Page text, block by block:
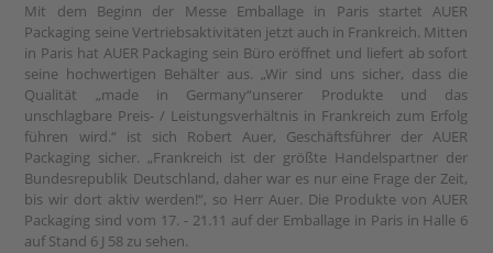
Mit dem Beginn der Messe Emballage in Paris startet AUER
Packaging seine Vertriebsaktivitäten jetzt auch in Frankreich. Mitten
in Paris hat AUER Packaging sein Büro eröffnet und liefert ab sofort
seine hochwertigen Behälter aus. „Wir sind uns sicher, dass die
Qualität „made in Germany“unserer Produkte und das
unschlagbare Preis- / Leistungsverhältnis in Frankreich zum Erfolg
führen wird.“ ist sich Robert Auer, Geschäftsführer der AUER
Packaging sicher. „Frankreich ist der größte Handelspartner der
Bundesrepublik Deutschland, daher war es nur eine Frage der Zeit,
bis wir dort aktiv werden!“, so Herr Auer. Die Produkte von AUER
Packaging sind vom 17. - 21.11 auf der Emballage in Paris in Halle 6
auf Stand 6 J 58 zu sehen.